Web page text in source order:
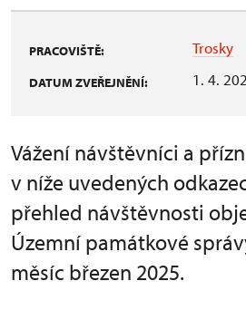
PRACOVIŠTĚ: Trosky
DATUM ZVEŘEJNĚNÍ: 1. 4.
Vážení návštěvníci a
v níže uvedených
přehled návštěvnosti
Územní památkové
měsíc březen 2025.